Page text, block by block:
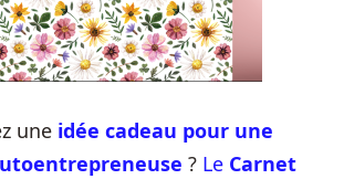
une idée cadeau pour une
? Le Carnet